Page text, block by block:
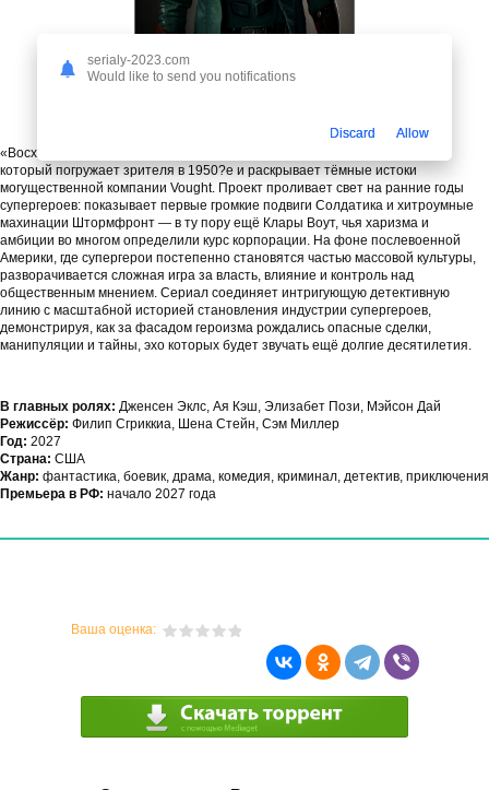
«Восход корпорации Vought» — захватывающий детективный сериал,
который погружает зрителя в 1950?е и раскрывает тёмные истоки
могущественной компании Vought. Проект проливает свет на ранние годы
супергероев: показывает первые громкие подвиги Солдатика и хитроумные
махинации Штормфронт — в ту пору ещё Клары Воут, чья харизма и
амбиции во многом определили курс корпорации. На фоне послевоенной
Америки, где супергерои постепенно становятся частью массовой культуры,
разворачивается сложная игра за власть, влияние и контроль над
общественным мнением. Сериал соединяет интригующую детективную
линию с масштабной историей становления индустрии супергероев,
демонстрируя, как за фасадом героизма рождались опасные сделки,
манипуляции и тайны, эхо которых будет звучать ещё долгие десятилетия.
В главных ролях: Дженсен Эклс, Ая Кэш, Элизабет Пози, Мэйсон Дай
Режиссёр: Филип Сгриккиа, Шена Стейн, Сэм Миллер
Год: 2027
Страна: США
Жанр: фантастика, боевик, драма, комедия, криминал, детектив, приключения
Премьера в РФ: начало 2027 года
Ваша оценка:
serialy-2023.com
Would like to send you notifications
Discard Allow